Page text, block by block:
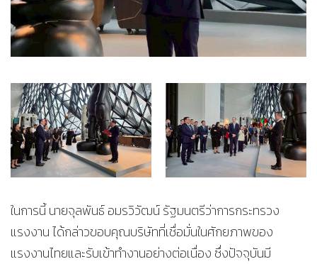
ในการนี้ นายจุลพันธ์ อมรวิวัฒน์ รัฐมนตรีว่าการกระทรวง
แรงงาน ได้กล่าวขอบคุณบริษัทที่เชื่อมั่นในศักยภาพของ
แรงงานไทยและรับเข้าทำงานอย่างต่อเนื่อง ซึ่งปัจจุบันมี